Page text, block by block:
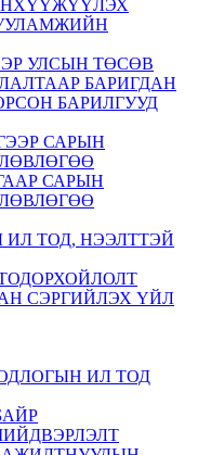
УЛСЫН ТӨСӨВ
БАРИГДАН
БАРИЛГУУД
САРЫН
САРЫН
ТОД, НЭЭЛТТЭЙ
СЭРГИЙЛЭХ ҮЙЛ
ИЛ ТОД